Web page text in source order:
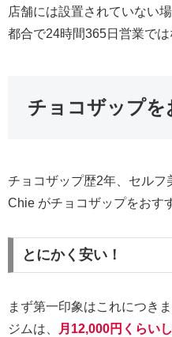
店舗には設置されていない
都合で24時間365日営業では
チョコザップを
チョコザップ歴2年、セルフ
Chie がチョコザップをおす
とにかく安い！
まず第一印象はこれにつき
ジムは、
月12,000円くらい